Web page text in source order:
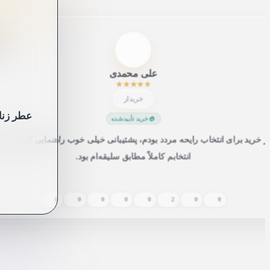
عطر
علی محمدی
★★★★★
خریدار
خرید تأییدشده
خرید برای انتخاب رایحه مردد بودم، پشتیبانی خیلی خوب راهنمایی کرد
نهایت انتخابم کاملاً مطابق سلیقه‌ام بود.
0